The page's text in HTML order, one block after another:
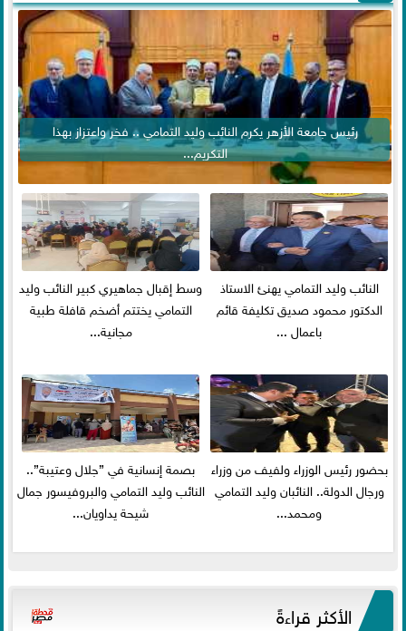
رئيس جامعة الأزهر يكرم النائب وليد التمامي .. فخر واعتزاز بهذا
التكريم...
النائب وليد التمامي يهنئ الاستاذ
الدكتور محمود صديق تكليفة قائم
باعمال ...
وسط إقبال جماهيري كبير النائب وليد
التمامي يختتم أضخم قافلة طبية
مجانية...
بحضور رئيس الوزراء ولفيف من وزراء
ورجال الدولة.. النائبان وليد التمامي
ومحمد...
بصمة إنسانية في ”جلال وعتيبة”..
النائب وليد التمامي والبروفيسور جمال
شيحة يداويان...
الأكثر قراءةً